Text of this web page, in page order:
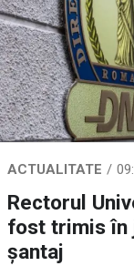
ACTUALITATE
Rectorul
fost trimis în
șantaj